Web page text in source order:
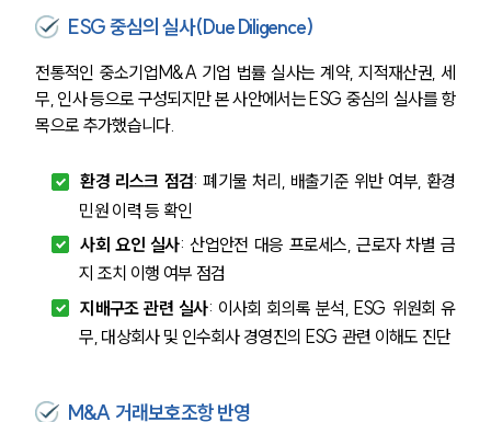
ESG 중심의 실사(Due Diligence)
전통적인 중소기업M&A 기업 법률 실사는 계약, 지적재산권, 세
무, 인사 등으로 구성되지만 본 사안에서는 ESG 중심의 실사를 항
목으로 추가했습니다.
환경 리스크 점검: 폐기물 처리, 배출기준 위반 여부, 환경
민원 이력 등 확인
사회 요인 실사: 산업안전 대응 프로세스, 근로자 차별 금
지 조치 이행 여부 점검
지배구조 관련 실사: 이사회 회의록 분석, ESG 위원회 유
무, 대상회사 및 인수회사 경영진의 ESG 관련 이해도 진단
M&A 거래보호조항 반영